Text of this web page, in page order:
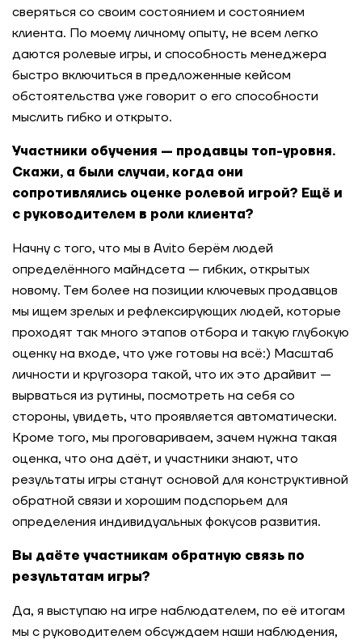
сверяться со своим состоянием и состоянием
клиента. По моему личному опыту, не всем легко
даются ролевые игры, и способность менеджера
быстро включиться в предложенные кейсом
обстоятельства уже говорит о его способности
мыслить гибко и открыто.
Участники обучения — продавцы топ-уровня.
Скажи, а были случаи, когда они
сопротивлялись оценке ролевой игрой? Ещё и
с руководителем в роли клиента?
Начну с того, что мы в Avito берём людей
определённого майндсета — гибких, открытых
новому. Тем более на позиции ключевых продавцов
мы ищем зрелых и рефлексирующих людей, которые
проходят так много этапов отбора и такую глубокую
оценку на входе, что уже готовы на всё:) Масштаб
личности и кругозора такой, что их это драйвит —
вырваться из рутины, посмотреть на себя со
стороны, увидеть, что проявляется автоматически.
Кроме того, мы проговариваем, зачем нужна такая
оценка, что она даёт, и участники знают, что
результаты игры станут основой для конструктивной
обратной связи и хорошим подспорьем для
определения индивидуальных фокусов развития.
Вы даёте участникам обратную связь по
результатам игры?
Да, я выступаю на игре наблюдателем, по её итогам
мы с руководителем обсуждаем наши наблюдения,